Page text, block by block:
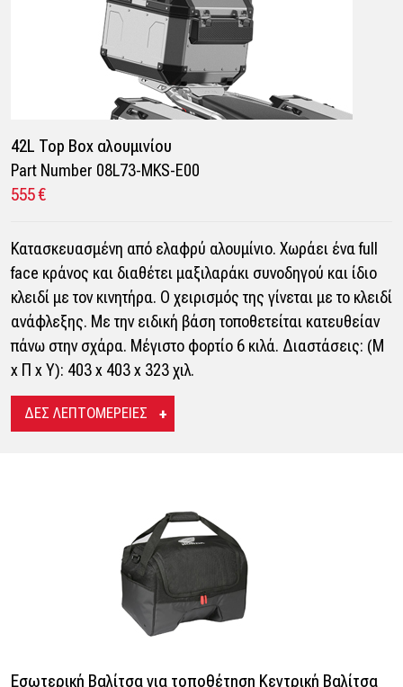
42L Top Box αλουμινίου
Part Number 08L73-MKS-E00
555 €
Κατασκευασμένη από ελαφρύ αλουμίνιο. Χωράει ένα full
face κράνος και διαθέτει μαξιλαράκι συνοδηγού και ίδιο
κλειδί με τον κινητήρα. Ο χειρισμός της γίνεται με το κλειδί
ανάφλεξης. Με την ειδική βάση τοποθετείται κατευθείαν
πάνω στην σχάρα. Μέγιστο φορτίο 6 κιλά. Διαστάσεις: (Μ
x Π x Υ): 403 x 403 x 323 χιλ.
ΔΕΣ ΛΕΠΤΟΜΕΡΕΙΕΣ
Εσωτερική Βαλίτσα για τοποθέτηση Κεντρική Βαλίτσα